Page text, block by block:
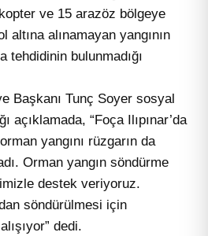
ve 15 arazöz bölgeye
alınamayan yangının
bulunmadığı
Başkanı Tunç Soyer sosyal
açıklamada, “Foça Ilıpınar’da
yangını rüzgarın da
Orman yangın söndürme
destek veriyoruz.
söndürülmesi için
dedi.